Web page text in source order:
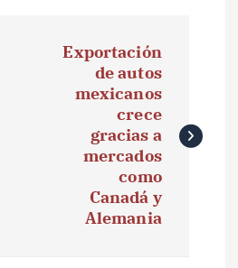
Exportación
de autos
mexicanos
crece
gracias a
mercados
como
Canadá y
Alemania